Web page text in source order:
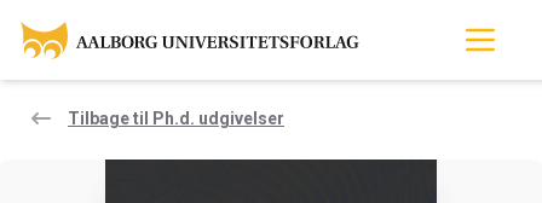
Tilbage til Ph.d. udgivelser